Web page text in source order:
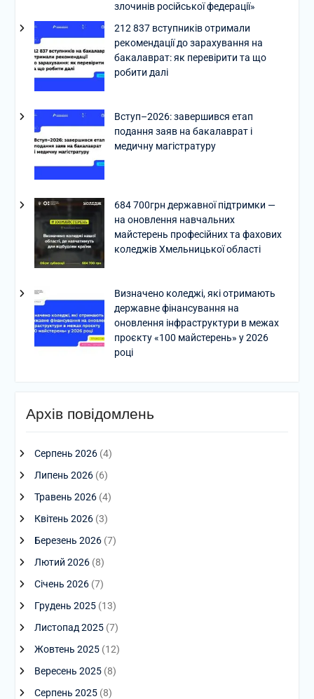
злочинів російської федерації»
212 837 вступників отримали
рекомендації до зарахування на
бакалаврат: як перевірити та що
робити далі
Вступ–2026: завершився етап
подання заяв на бакалаврат і
медичну магістратуру
684 700грн державної підтримки —
на оновлення навчальних
майстерень професійних та фахових
коледжів Хмельницької області
Визначено коледжі, які отримають
державне фінансування на
оновлення інфраструктури в межах
проєкту «100 майстерень» у 2026
році
Архів повідомлень
Серпень 2026(4)
Липень 2026(6)
Травень 2026(4)
Квітень 2026(3)
Березень 2026(7)
Лютий 2026(8)
Січень 2026(7)
Грудень 2025(13)
Листопад 2025(7)
Жовтень 2025(12)
Вересень 2025(8)
Серпень 2025(8)